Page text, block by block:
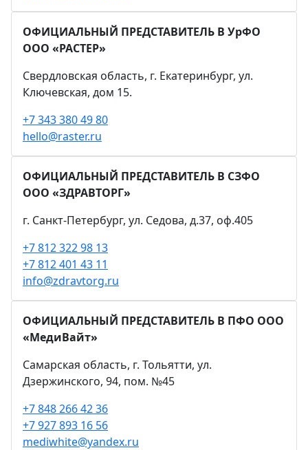
ОФИЦИАЛЬНЫЙ ПРЕДСТАВИТЕЛЬ В УрФО
ООО «РАСТЕР»
Свердловская область, г. Екатеринбург, ул.
Ключевская, дом 15.
+7 343 380 49 80
hello@raster.ru
ОФИЦИАЛЬНЫЙ ПРЕДСТАВИТЕЛЬ В СЗФО
ООО «ЗДРАВТОРГ»
г. Санкт-Петербург, ул. Седова, д.37, оф.405
+7 812 322 98 13
+7 812 401 43 11
info@zdravtorg.ru
ОФИЦИАЛЬНЫЙ ПРЕДСТАВИТЕЛЬ В ПФО ООО
«МедиВайт»
Самарская область, г. Тольятти, ул.
Дзержинского, 94, пом. №45
+7 848 266 42 36
+7 927 893 16 56
mediwhite@yandex.ru